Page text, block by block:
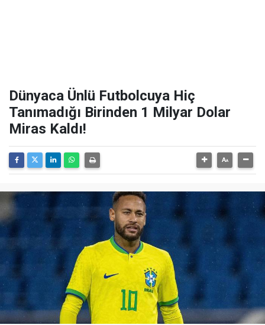
Dünyaca Ünlü Futbolcuya Hiç
Tanımadığı Birinden 1 Milyar Dolar
Miras Kaldı!